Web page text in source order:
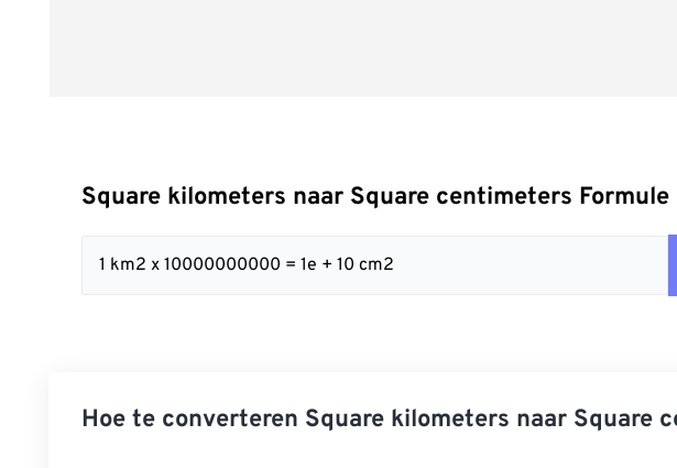
Square kilometers naar Square centimeters Formule
1 km2 x 10000000000 = 1e + 10 cm2
Hoe te converteren Square kilometers naar Square